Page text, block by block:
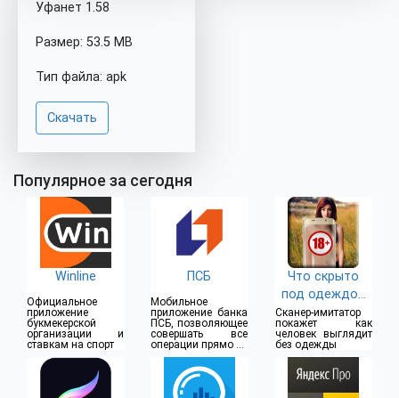
Уфанет 1.58
Размер: 53.5 MB
Тип файла: apk
Скачать
Популярное за сегодня
Winline
Официальное
приложение
букмекерской
организации и
ставкам на спорт
ПСБ
Мобильное
приложение банка
ПСБ, позволяющее
совершать все
операции прямо из
дома
Что скрыто
под одеждой
(18+)
Сканер-имитатор
покажет как
человек выглядит
без одежды